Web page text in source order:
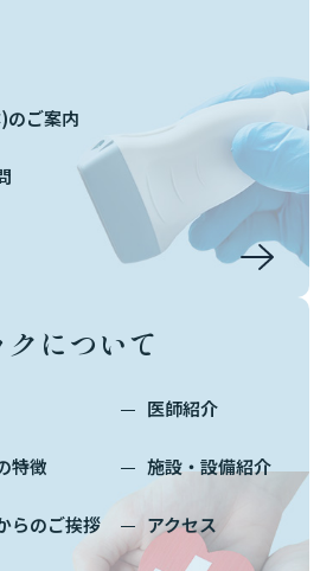
のご案内
について
特徴
らのご挨拶
医師紹介
施設・設備紹介
アクセス